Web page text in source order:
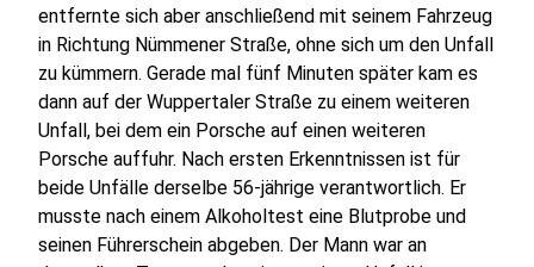
entfernte sich aber anschließend mit seinem Fahrzeug
in Richtung Nümmener Straße, ohne sich um den Unfall
zu kümmern. Gerade mal fünf Minuten später kam es
dann auf der Wuppertaler Straße zu einem weiteren
Unfall, bei dem ein Porsche auf einen weiteren
Porsche auffuhr. Nach ersten Erkenntnissen ist für
beide Unfälle derselbe 56-jährige verantwortlich. Er
musste nach einem Alkoholtest eine Blutprobe und
seinen Führerschein abgeben. Der Mann war an